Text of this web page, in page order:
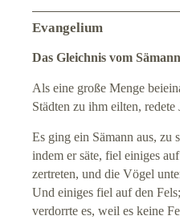
Evangelium
Das Gleichnis vom Sämann
Als eine große Menge
Städten zu ihm eilten,
Es ging ein Sämann aus, zu
indem er säte, fiel einiges
zertreten, und die Vögel
Und einiges fiel auf den
verdorrte es, weil es keine